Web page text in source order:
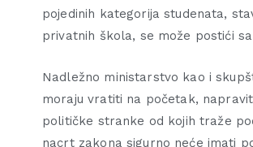
pojedinih kategorija studenata,
privatnih škola, se može postići
Nadležno ministarstvo kao i
moraju vratiti na početak,
političke stranke od kojih traže
nacrt zakona sigurno neće imati